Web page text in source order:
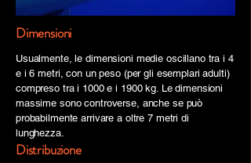
Dimensioni
Usualmente, le dimensioni medie oscillano tra i 4
e i 6 metri, con un peso (per gli esemplari adulti)
compreso tra i 1000 e i 1900 kg. Le dimensioni
massime sono controverse, anche se può
probabilmente arrivare a oltre 7 metri di
lunghezza.
Distribuzione